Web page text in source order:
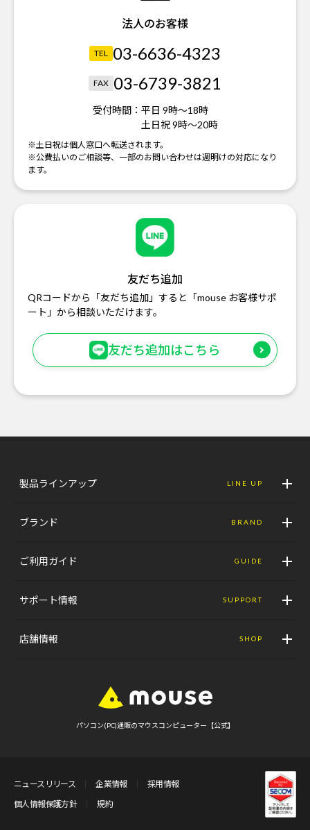
法人のお客様
TEL 03-6636-4323
FAX 03-6739-3821
受付時間： 平日 9時～18時
土日祝 9時～20時
※土日祝は個人窓口へ転送されます。
※公費払いのご相談等、一部のお問い合わせは週明けの対応になり
ます。
友だち追加
QRコードから「友だち追加」すると「mouse お客様サポ
ート」から相談いただけます。
友だち追加はこちら
製品ラインアップ LINE UP
ブランド BRAND
ご利用ガイド GUIDE
サポート情報 SUPPORT
店舗情報 SHOP
パソコン(PC)通販のマウスコンピューター【公式】
ニュースリリース 企業情報
採用情報
個人情報保護方針
規約